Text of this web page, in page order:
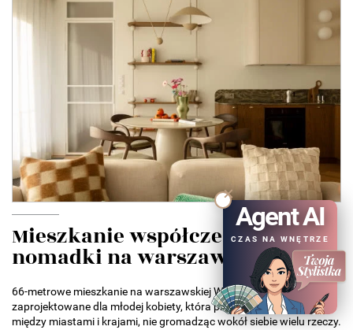
Mieszkanie współczesnej
nomadki na warszawskiej...
66-metrowe mieszkanie na warszawskiej Woli zostało
zaprojektowane dla młodej kobiety, która przeprowadzała się
między miastami i krajami, nie gromadząc wokół siebie wielu rzeczy.
Agent AI
CZAS NA WNĘTRZE